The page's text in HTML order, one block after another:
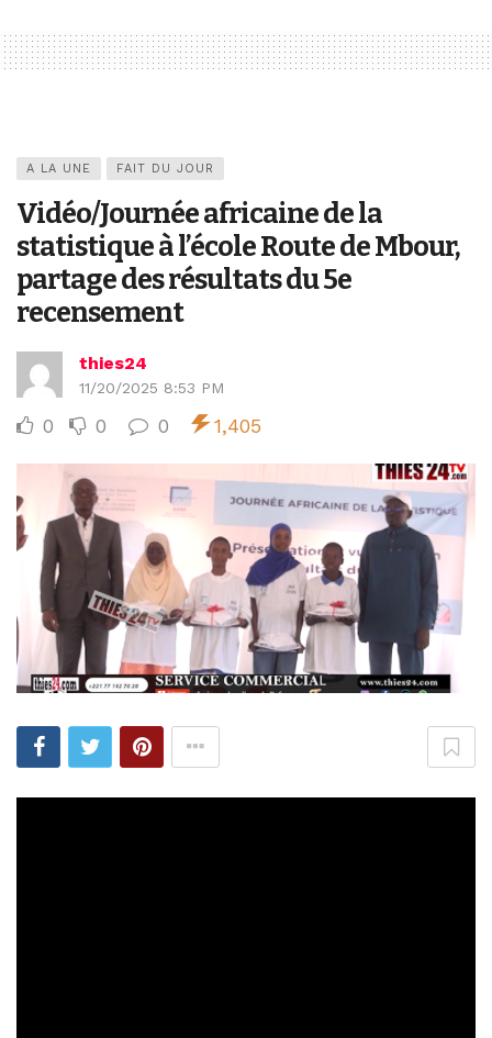
A LA UNE FAIT DU JOUR
Vidéo/Journée africaine de la
statistique à l’école Route de Mbour,
partage des résultats du 5e
recensement
thies24
11/20/2025 8:53 PM
0 0 0 1,405